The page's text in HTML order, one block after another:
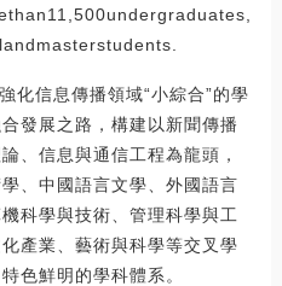
化信息傳播領域“小綜合”的學
發展之路，構建以新聞傳播
、信息與通信工程為龍頭，
、中國語言文學、外國語言
科學與技術、管理科學與工
產業、藝術與科學等交叉學
色鮮明的學科體系。